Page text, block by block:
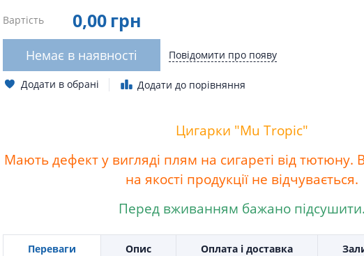
Вартість 0,00 грн
Немає в наявності Повідомити про появу
Додати в обрані Додати до порівняння
Цигарки "Mu Tropic"
Мають дефект у вигляді плям на сигареті від тютюну.
на якості продукції не відчувається.
Перед вживанням бажано підсушити.
Переваги Опис Оплата і доставка